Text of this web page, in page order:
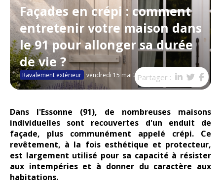
Façades en crépi : comment
entretenir votre maison dans
le 91 pour allonger sa durée
de vie ?
Ravalement extérieur vendredi 15 mai 2026Partager :
Dans l'Essonne (91), de nombreuses maisons
individuelles sont recouvertes d'un enduit de
façade, plus communément appelé crépi. Ce
revêtement, à la fois esthétique et protecteur,
est largement utilisé pour sa capacité à résister
aux intempéries et à donner du caractère aux
habitations.